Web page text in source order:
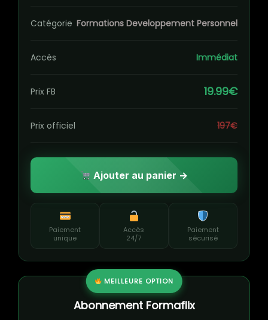
Catégorie Formations Developpement Personnel
Accès Immédiat
Prix FB 19.99€
Prix officiel 197€
Ajouter au panier →
Paiement
unique
Accès
24/7
Paiement
sécurisé
MEILLEURE OPTION
Abonnement Formaflix